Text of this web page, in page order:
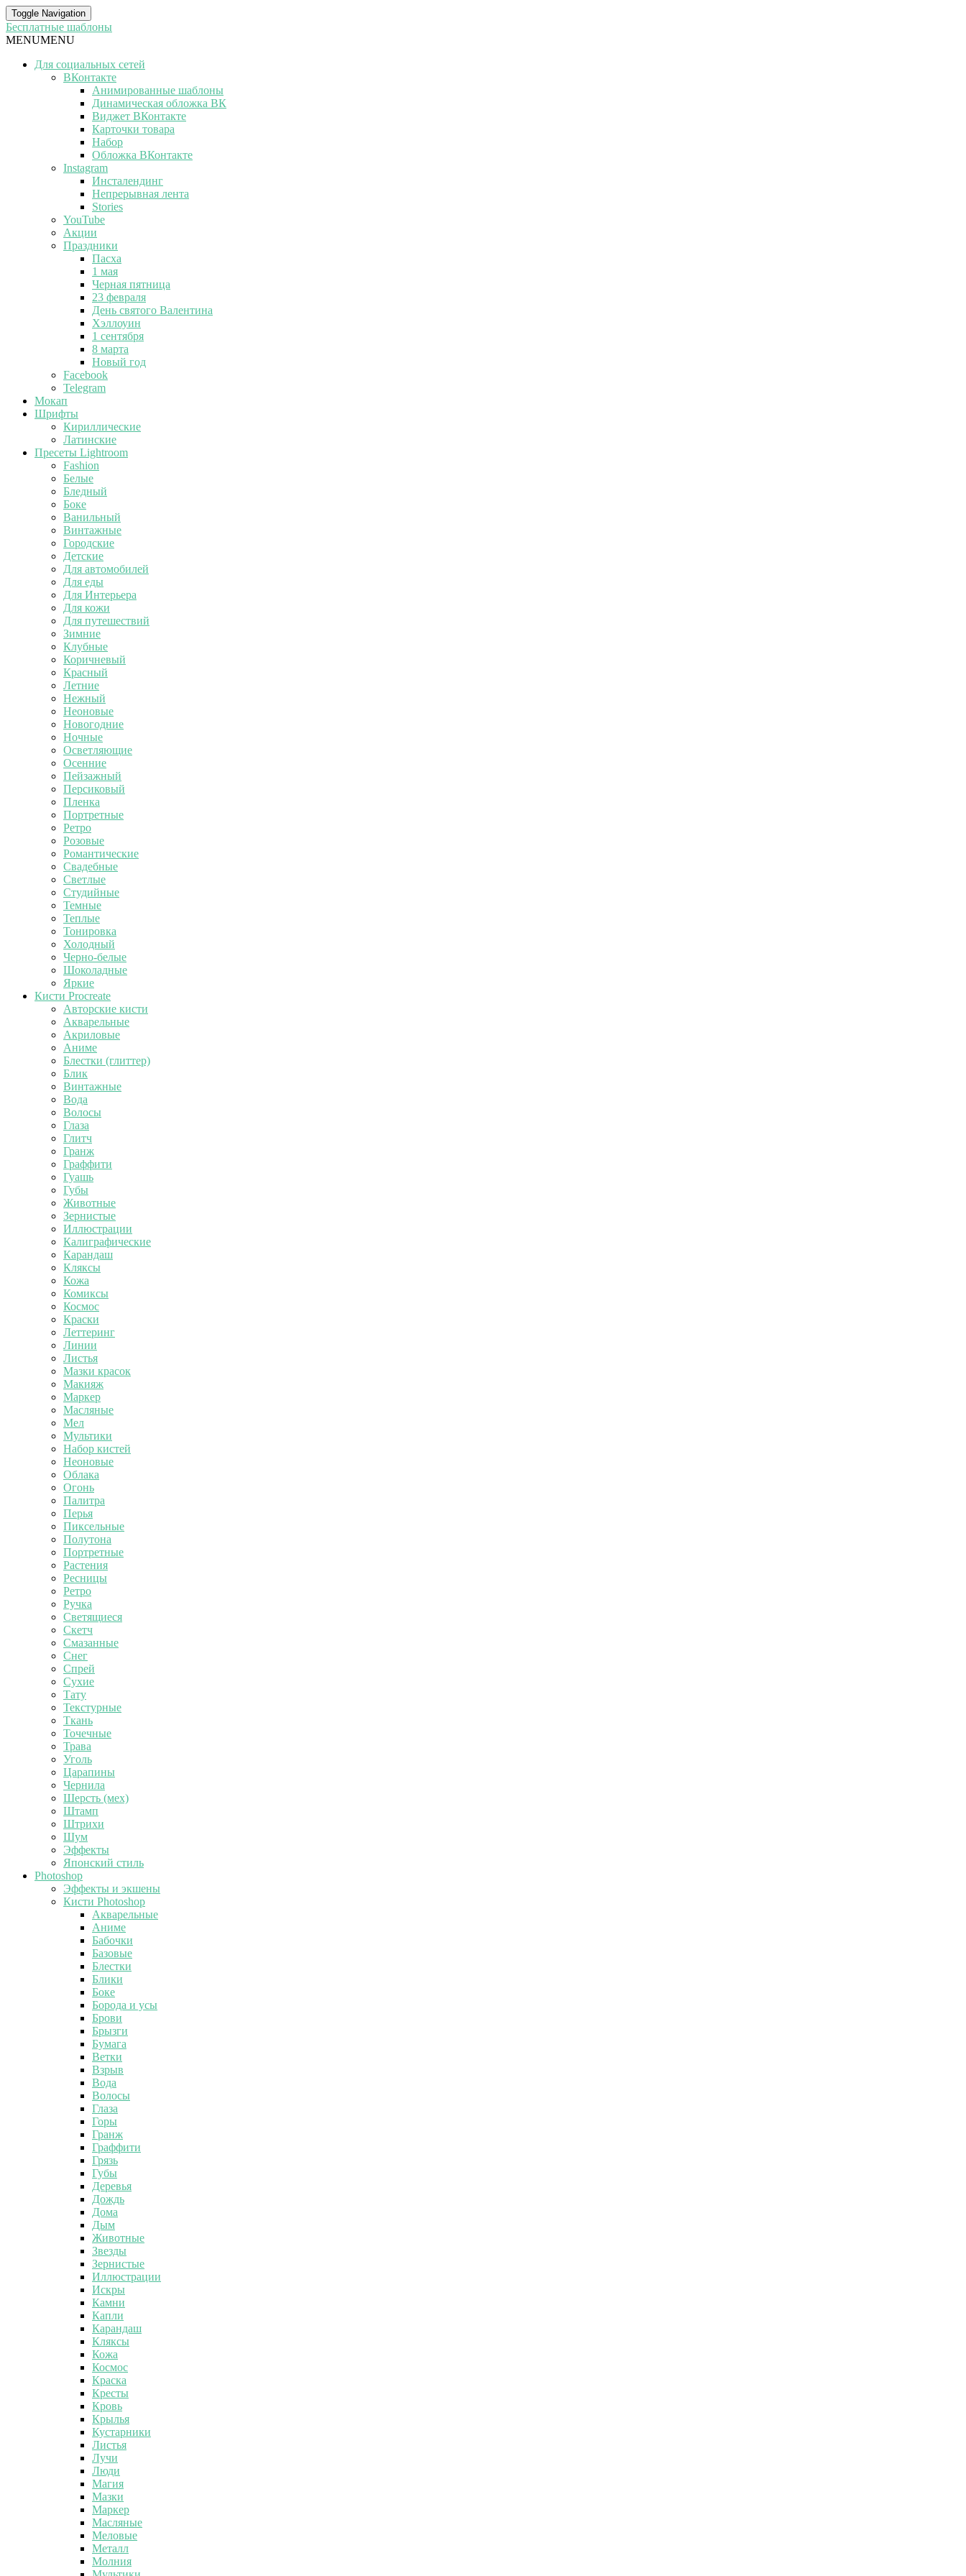
Toggle Navigation
Бесплатные шаблоны
MENUMENU
Для социальных сетей
ВКонтакте
Анимированные шаблоны
Динамическая обложка ВК
Виджет ВКонтакте
Карточки товара
Набор
Обложка ВКонтакте
Instagram
Инсталендинг
Непрерывная лента
Stories
YouTube
Акции
Праздники
Пасха
1 мая
Черная пятница
23 февраля
День святого Валентина
Хэллоуин
1 сентября
8 марта
Новый год
Facebook
Telegram
Мокап
Шрифты
Кириллические
Латинские
Пресеты Lightroom
Fashion
Белые
Бледный
Боке
Ванильный
Винтажные
Городские
Детские
Для автомобилей
Для еды
Для Интерьера
Для кожи
Для путешествий
Зимние
Клубные
Коричневый
Красный
Летние
Нежный
Неоновые
Новогодние
Ночные
Осветляющие
Осенние
Пейзажный
Персиковый
Пленка
Портретные
Ретро
Розовые
Романтические
Свадебные
Светлые
Студийные
Темные
Теплые
Тонировка
Холодный
Черно-белые
Шоколадные
Яркие
Кисти Procreate
Авторские кисти
Акварельные
Акриловые
Аниме
Блестки (глиттер)
Блик
Винтажные
Вода
Волосы
Глаза
Глитч
Гранж
Граффити
Гуашь
Губы
Животные
Зернистые
Иллюстрации
Калиграфические
Карандаш
Кляксы
Кожа
Комиксы
Космос
Краски
Леттеринг
Линии
Листья
Мазки красок
Макияж
Маркер
Масляные
Мел
Мультики
Набор кистей
Неоновые
Облака
Огонь
Палитра
Перья
Пиксельные
Полутона
Портретные
Растения
Ресницы
Ретро
Ручка
Светящиеся
Скетч
Смазанные
Снег
Спрей
Сухие
Тату
Текстурные
Ткань
Точечные
Трава
Уголь
Царапины
Чернила
Шерсть (мех)
Штамп
Штрихи
Шум
Эффекты
Японский стиль
Photoshop
Эффекты и экшены
Кисти Photoshop
Акварельные
Аниме
Бабочки
Базовые
Блестки
Блики
Боке
Борода и усы
Брови
Брызги
Бумага
Ветки
Взрыв
Вода
Волосы
Глаза
Горы
Гранж
Граффити
Грязь
Губы
Деревья
Дождь
Дома
Дым
Животные
Звезды
Зернистые
Иллюстрации
Искры
Камни
Капли
Карандаш
Кляксы
Кожа
Космос
Краска
Кресты
Кровь
Крылья
Кустарники
Листья
Лучи
Люди
Магия
Мазки
Маркер
Масляные
Меловые
Металл
Молния